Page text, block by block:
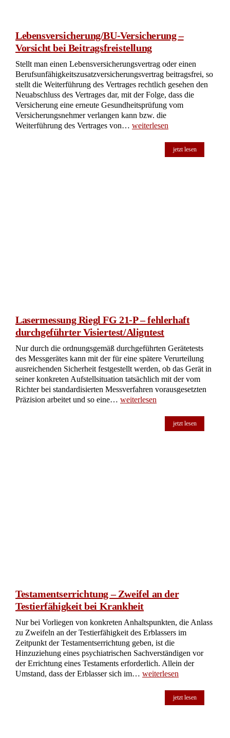
Lebensversicherung/BU-Versicherung –
Vorsicht bei Beitragsfreistellung
Stellt man einen Lebensversicherungsvertrag oder einen
Berufsunfähigkeitszusatzversicherungsvertrag beitragsfrei, so
stellt die Weiterführung des Vertrages rechtlich gesehen den
Neuabschluss des Vertrages dar, mit der Folge, dass die
Versicherung eine erneute Gesundheitsprüfung vom
Versicherungsnehmer verlangen kann bzw. die
Weiterführung des Vertrages von… weiterlesen
jetzt lesen
Lasermessung Riegl FG 21-P – fehlerhaft
durchgeführter Visiertest/Aligntest
Nur durch die ordnungsgemäß durchgeführten Gerätetests
des Messgerätes kann mit der für eine spätere Verurteilung
ausreichenden Sicherheit festgestellt werden, ob das Gerät in
seiner konkreten Aufstellsituation tatsächlich mit der vom
Richter bei standardisierten Messverfahren vorausgesetzten
Präzision arbeitet und so eine… weiterlesen
jetzt lesen
Testamentserrichtung – Zweifel an der
Testierfähigkeit bei Krankheit
Nur bei Vorliegen von konkreten Anhaltspunkten, die Anlass
zu Zweifeln an der Testierfähigkeit des Erblassers im
Zeitpunkt der Testamentserrichtung geben, ist die
Hinzuziehung eines psychiatrischen Sachverständigen vor
der Errichtung eines Testaments erforderlich. Allein der
Umstand, dass der Erblasser sich im… weiterlesen
jetzt lesen